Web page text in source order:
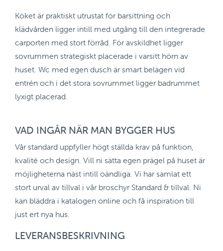
Köket är praktiskt utrustat för barsittning och
klädvården ligger intill med utgång till den integrerade
carporten med stort förråd. För avskildhet ligger
sovrummen strategiskt placerade i varsitt hörn av
huset. Wc med egen dusch är smart belägen vid
entrén och i det stora sovrummet ligger badrummet
lyxigt placerad.
VAD INGÅR NÄR MAN BYGGER HUS
Vår standard uppfyller högt ställda krav på funktion,
kvalité och design. Vill ni sätta egen prägel på huset är
möjligheterna näst intill oändliga. Vi har samlat ett
stort urval av tillval i vår broschyr Standard & tillval. Ni
kan bläddra i katalogen online och få inspiration till
just ert nya hus.
LEVERANSBESKRIVNING